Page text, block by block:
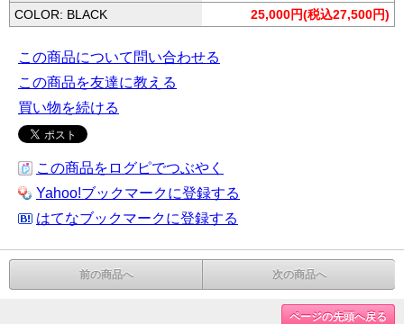
COLOR: BLACK
25,000円(税込27,500円)
この商品について問い合わせる
この商品を友達に教える
買い物を続ける
この商品をログピでつぶやく
Yahoo!ブックマークに登録する
はてなブックマークに登録する
前の商品へ 次の商品へ
ページの先頭へ戻る